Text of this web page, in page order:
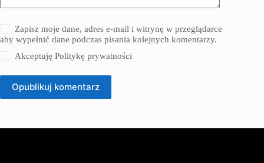
Zapisz moje dane, adres e-mail i witrynę w przeglądarce
aby wypełnić dane podczas pisania kolejnych komentarzy.
AkceptujęPolitykę prywatności
Opublikuj komentarz